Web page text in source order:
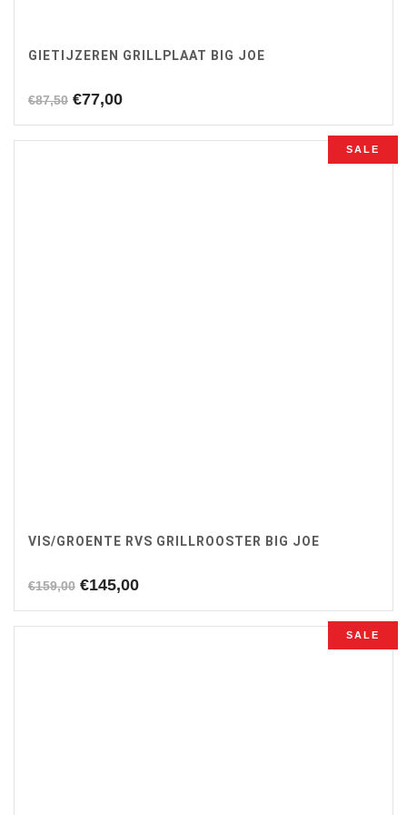
GIETIJZEREN GRILLPLAAT BIG JOE
€87,50 Oorspronkelijke
was:
€77,00Huidige
is:
SALE
VIS/GROENTE RVS GRILLROOSTER BIG JOE
€159,00 Oorspronkelijke
was:
€145,00Huidige
is:
SALE